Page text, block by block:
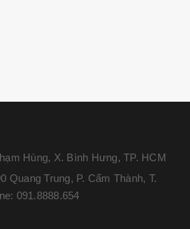
Hùng, X. Bình Hưng, TP. HCM
Quang Trung, P. Cẩm Thành, T.
091.8888.654